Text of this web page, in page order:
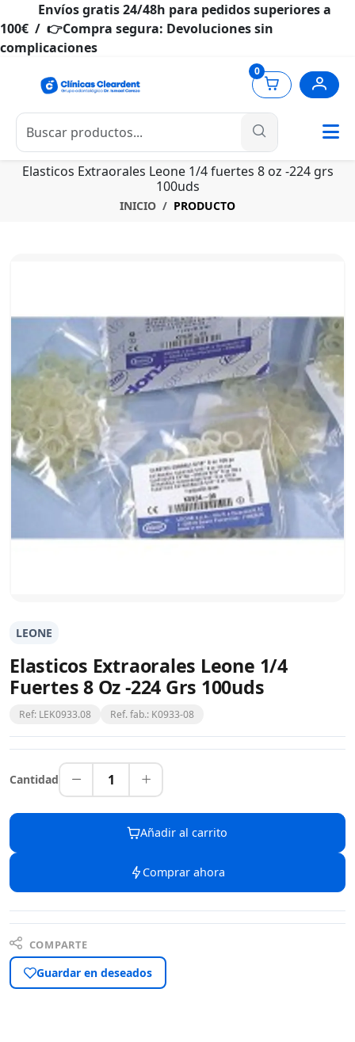
Envíos gratis 24/48h para pedidos superiores a
100€ / 👉Compra segura: Devoluciones sin
complicaciones
0
Elasticos Extraorales Leone 1/4 fuertes 8 oz -224 grs
100uds
INICIO PRODUCTO
LEONE
Elasticos Extraorales Leone 1/4
Fuertes 8 Oz -224 Grs 100uds
Ref: LEK0933.08 Ref. fab.: K0933-08
Cantidad 1
Añadir al carrito
Comprar ahora
COMPARTE
Guardar en deseados